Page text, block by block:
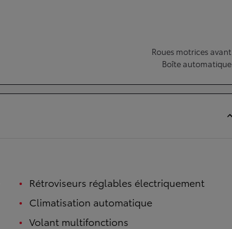
Roues motrices avant
Boîte automatique
Rétroviseurs réglables électriquement
Climatisation automatique
Volant multifonctions